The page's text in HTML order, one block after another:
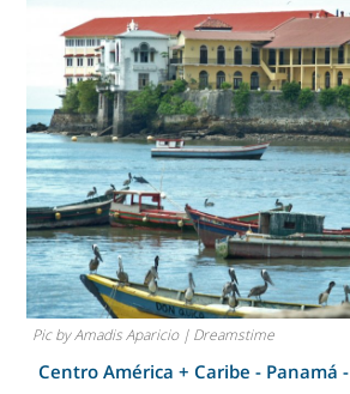
Pic by Amadis Aparicio | Dreamstime
Centro América + Caribe - Panamá -